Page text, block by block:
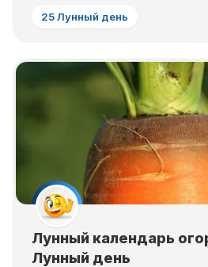
25 Лунный день
Лунный календарь
Лунный день